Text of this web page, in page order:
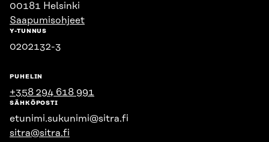
00181 Helsinki
Saapumisohjeet
Y-TUNNUS
0202132-3
PUHELIN
+358 294 618 991
SÄHKÖPOSTI
etunimi.sukunimi@sitra.fi
sitra@sitra.fi